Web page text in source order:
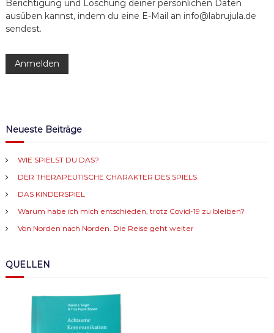
i
o
n
Berichtigung und Löschung deiner persönlichen Daten
ausüben kannst, indem du eine E-Mail an info@labrujula.de
sendest.
Neueste Beiträge
WIE SPIELST DU DAS?
DER THERAPEUTISCHE CHARAKTER DES SPIELS
DAS KINDERSPIEL
Warum habe ich mich entschieden, trotz Covid-19 zu bleiben?
Von Norden nach Norden. Die Reise geht weiter
QUELLEN